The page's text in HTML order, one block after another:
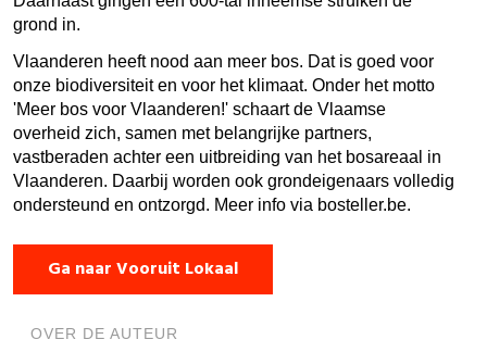
grond in.
Vlaanderen heeft nood aan meer bos. Dat is goed voor
onze biodiversiteit en voor het klimaat. Onder het motto
'Meer bos voor Vlaanderen!' schaart de Vlaamse
overheid zich, samen met belangrijke partners,
vastberaden achter een uitbreiding van het bosareaal in
Vlaanderen. Daarbij worden ook grondeigenaars volledig
ondersteund en ontzorgd. Meer info via bosteller.be.
Ga naar Vooruit Lokaal
OVER DE AUTEUR